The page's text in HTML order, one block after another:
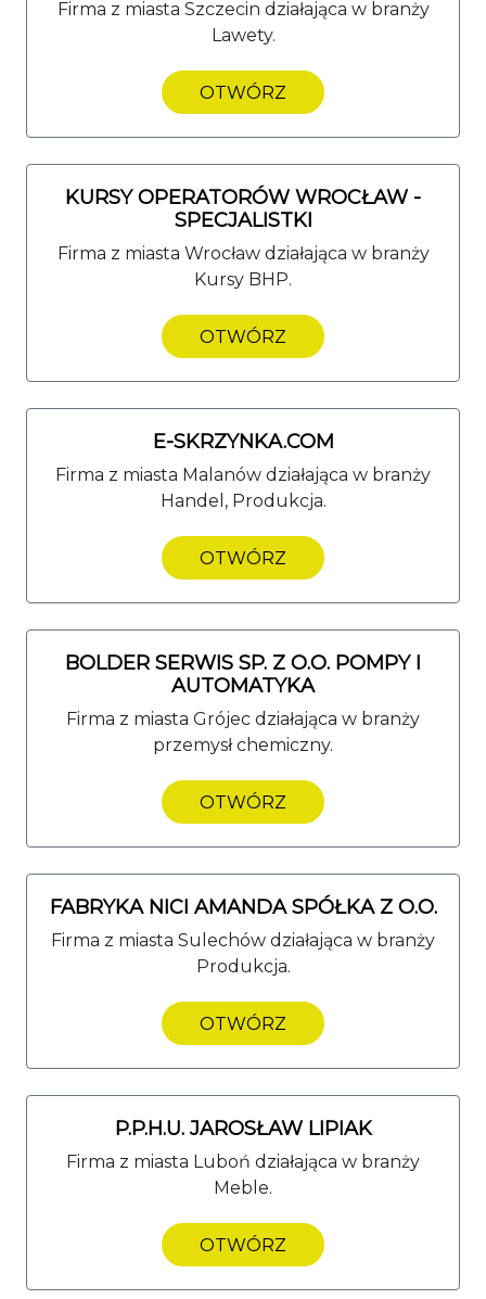
Firma z miasta Szczecin działająca w branży
Lawety.
OTWÓRZ
KURSY OPERATORÓW WROCŁAW -
SPECJALISTKI
Firma z miasta Wrocław działająca w branży
Kursy BHP.
OTWÓRZ
E-SKRZYNKA.COM
Firma z miasta Malanów działająca w branży
Handel, Produkcja.
OTWÓRZ
BOLDER SERWIS SP. Z O.O. POMPY I
AUTOMATYKA
Firma z miasta Grójec działająca w branży
przemysł chemiczny.
OTWÓRZ
FABRYKA NICI AMANDA SPÓŁKA Z O.O.
Firma z miasta Sulechów działająca w branży
Produkcja.
OTWÓRZ
P.P.H.U. JAROSŁAW LIPIAK
Firma z miasta Luboń działająca w branży
Meble.
OTWÓRZ